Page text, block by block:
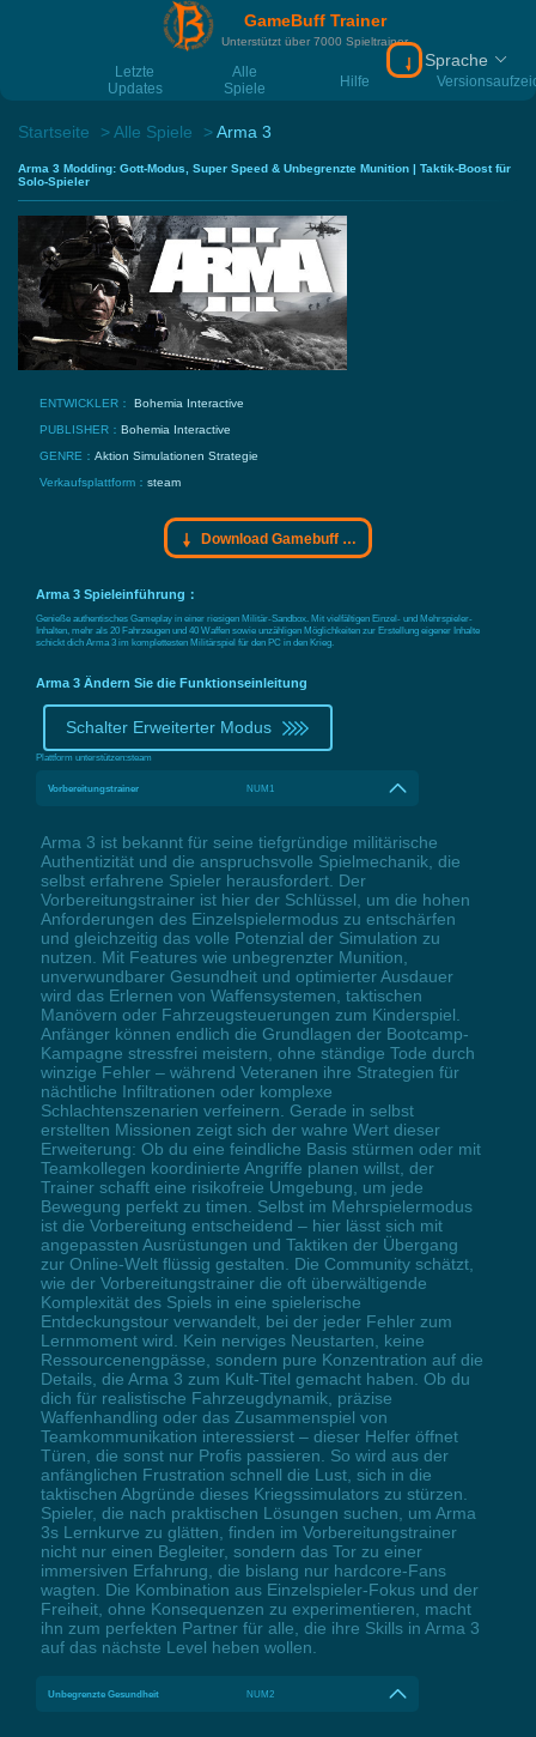
GameBuff Trainer
Unterstützt über 7000 Spieltrainer
Letzte
Updates
Alle
Spiele
Hilfe
Download
Sprache
Startseite Alle Spiele Arma 3
Arma 3 Modding: Gott-Modus, Super Speed & Unbegrenzte Munition | Taktik-Boost für
Solo-Spieler
ENTWICKLER： Bohemia Interactive
PUBLISHER： Bohemia Interactive
GENRE： Aktion Simulationen Strategie
Verkaufsplattform： steam
Download Gamebuff Trainer
Arma 3 Spieleinführung：
Genieße authentisches Gameplay in einer riesigen Militär-Sandbox. Mit vielfältigen Einzel- und Mehrspieler-
Inhalten, mehr als 20 Fahrzeugen und 40 Waffen sowie unzähligen Möglichkeiten zur Erstellung eigener Inhalte
schickt dich Arma 3 im komplettesten Militärspiel für den PC in den Krieg.
Arma 3 Ändern Sie die Funktionseinleitung
Schalter Erweiterter Modus
Plattform unterstützen:steam
Vorbereitungstrainer NUM1
Arma 3 ist bekannt für seine tiefgründige militärische
Authentizität und die anspruchsvolle Spielmechanik, die
selbst erfahrene Spieler herausfordert. Der
Vorbereitungstrainer ist hier der Schlüssel, um die hohen
Anforderungen des Einzelspielermodus zu entschärfen
und gleichzeitig das volle Potenzial der Simulation zu
nutzen. Mit Features wie unbegrenzter Munition,
unverwundbarer Gesundheit und optimierter Ausdauer
wird das Erlernen von Waffensystemen, taktischen
Manövern oder Fahrzeugsteuerungen zum Kinderspiel.
Anfänger können endlich die Grundlagen der Bootcamp-
Kampagne stressfrei meistern, ohne ständige Tode durch
winzige Fehler – während Veteranen ihre Strategien für
nächtliche Infiltrationen oder komplexe
Schlachtenszenarien verfeinern. Gerade in selbst
erstellten Missionen zeigt sich der wahre Wert dieser
Erweiterung: Ob du eine feindliche Basis stürmen oder mit
Teamkollegen koordinierte Angriffe planen willst, der
Trainer schafft eine risikofreie Umgebung, um jede
Bewegung perfekt zu timen. Selbst im Mehrspielermodus
ist die Vorbereitung entscheidend – hier lässt sich mit
angepassten Ausrüstungen und Taktiken der Übergang
zur Online-Welt flüssig gestalten. Die Community schätzt,
wie der Vorbereitungstrainer die oft überwältigende
Komplexität des Spiels in eine spielerische
Entdeckungstour verwandelt, bei der jeder Fehler zum
Lernmoment wird. Kein nerviges Neustarten, keine
Ressourcenengpässe, sondern pure Konzentration auf die
Details, die Arma 3 zum Kult-Titel gemacht haben. Ob du
dich für realistische Fahrzeugdynamik, präzise
Waffenhandling oder das Zusammenspiel von
Teamkommunikation interessierst – dieser Helfer öffnet
Türen, die sonst nur Profis passieren. So wird aus der
anfänglichen Frustration schnell die Lust, sich in die
taktischen Abgründe dieses Kriegssimulators zu stürzen.
Spieler, die nach praktischen Lösungen suchen, um Arma
3s Lernkurve zu glätten, finden im Vorbereitungstrainer
nicht nur einen Begleiter, sondern das Tor zu einer
immersiven Erfahrung, die bislang nur hardcore-Fans
wagten. Die Kombination aus Einzelspieler-Fokus und der
Freiheit, ohne Konsequenzen zu experimentieren, macht
ihn zum perfekten Partner für alle, die ihre Skills in Arma 3
auf das nächste Level heben wollen.
Unbegrenzte Gesundheit NUM2